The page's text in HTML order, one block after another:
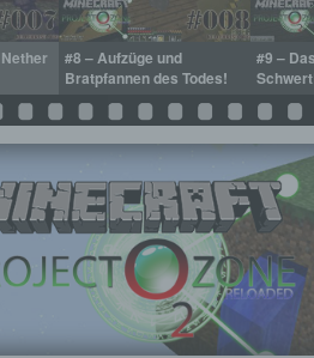
#8 – Aufzüge und
Bratpfannen des Todes!
#9 –